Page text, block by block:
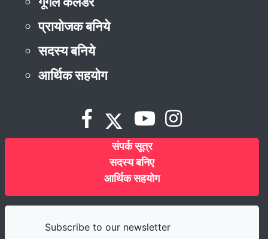
प्रायोजक बनिये
सदस्य बनिये
आर्थिक सहयोग
संपर्क सूत्र
सदस्य बनिए
आर्थिक सहयोग
Subscribe to our newsletter